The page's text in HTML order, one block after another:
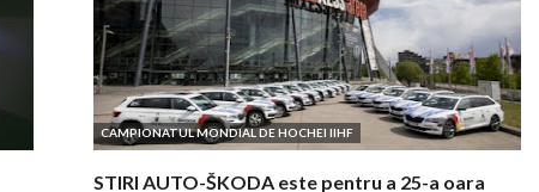
CAMPIONATUL MONDIAL DE HOCHEI IIHF
STIRI AUTO-ŠKODA este pentru a 25-a oara